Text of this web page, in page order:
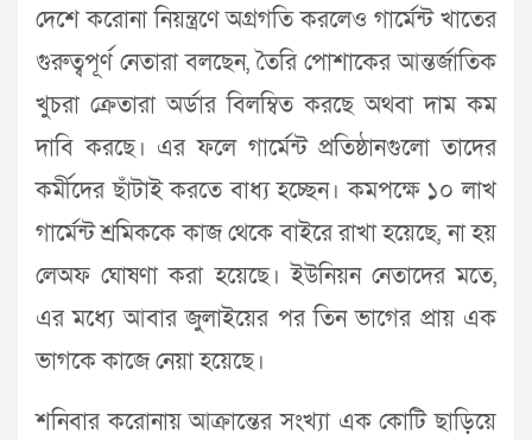
দেশে করোনা নিয়ন্ত্রণে অগ্রগতি করলেও গার্মেন্ট খাতের
গুরুত্বপূর্ণ নেতারা বলছেন, তৈরি পোশাকের আন্তর্জাতিক
খুচরা ক্রেতারা অর্ডার বিলম্বিত করছে অথবা দাম কম
দাবি করছে। এর ফলে গার্মেন্ট প্রতিষ্ঠানগুলো তাদের
কর্মীদের ছাঁটাই করতে বাধ্য হচ্ছেন। কমপক্ষে ১০ লাখ
গার্মেন্ট শ্রমিককে কাজ থেকে বাইরে রাখা হয়েছে, না হয়
লেঅফ ঘোষণা করা হয়েছে। ইউনিয়ন নেতাদের মতে,
এর মধ্যে আবার জুলাইয়ের পর তিন ভাগের প্রায় এক
ভাগকে কাজে নেয়া হয়েছে।
শনিবার করোনায় আক্রান্তের সংখ্যা এক কোটি ছাড়িয়ে